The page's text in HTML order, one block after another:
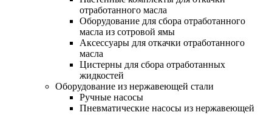
отработанного масла
Оборудование для сбора отработанного
масла из сотровой ямы
Аксессуары для откачки отработанного
масла
Цистерны для сбора отработанных
жидкостей
Оборудование из нержавеющей стали
Ручные насосы
Пневматические насосы из нержавеющей